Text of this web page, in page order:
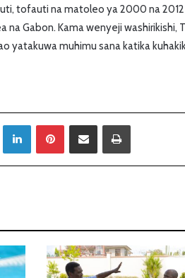
tofauti na matoleo ya 2000 na
na Gabon. Kama wenyeji
yatakuwa muhimu sana katika
LinkedIn Sambaza kupitia barua pepe